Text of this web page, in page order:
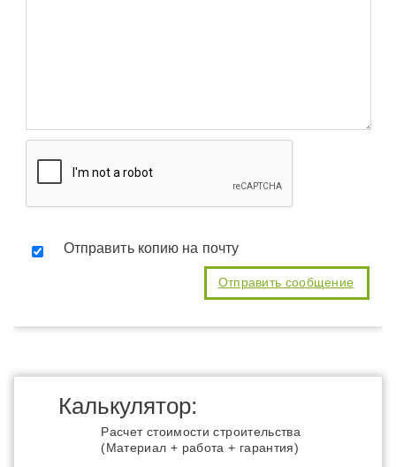
Отправить копию на почту
Калькулятор:
Расчет стоимости строительства
(Материал + работа + гарантия)